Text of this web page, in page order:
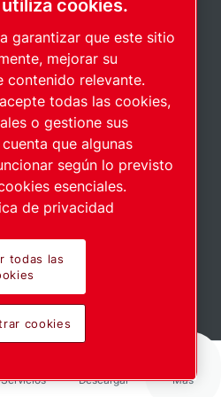
Servicios Descargar Más
cookies.
garantizar que este sitio
mejorar su
contenido relevante.
todas las cookies,
o gestione sus
que algunas
según lo previsto
esenciales.
de privacidad
todas las
cookies